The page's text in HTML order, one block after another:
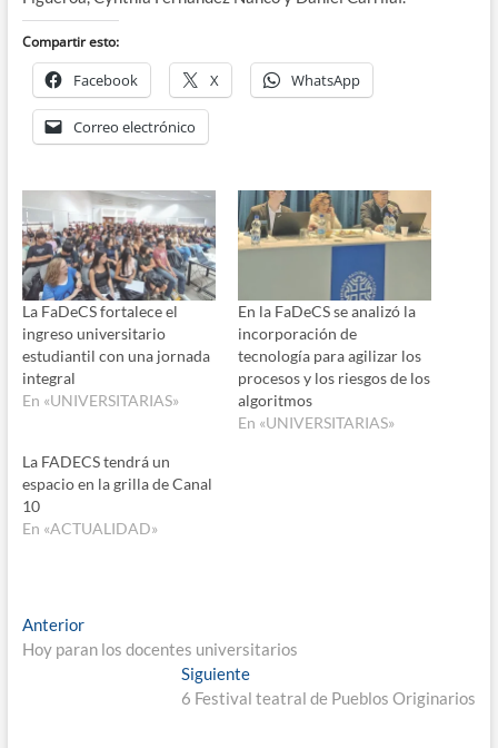
Compartir esto:
Facebook X WhatsApp
Correo electrónico
La FaDeCS fortalece el
ingreso universitario
estudiantil con una jornada
integral
En «UNIVERSITARIAS»
En la FaDeCS se analizó la
incorporación de
tecnología para agilizar los
procesos y los riesgos de los
algoritmos
En «UNIVERSITARIAS»
La FADECS tendrá un
espacio en la grilla de Canal
10
En «ACTUALIDAD»
Navegación
de
AnteriorEntrada
anterior:
Hoy paran los docentes universitarios
SiguienteEntrada
siguiente:
6 Festival teatral de Pueblos Originarios